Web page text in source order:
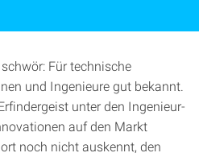
Für technische
und Ingenieure gut bekannt.
unter den Ingenieur-
auf den Markt
noch nicht auskennt, den